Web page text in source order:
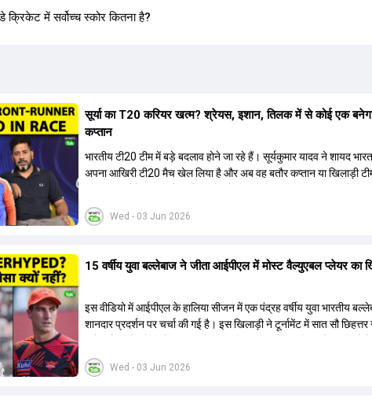
में सर्वोच्च स्कोर कितना है?
Wed - 03 Jun 2026
सूर्या का T20 करियर खत्म? श्रेयस, इशान, तिलक में से कोई एक
कप्तान
भारतीय टी20 टीम में बड़े बदलाव होने जा रहे हैं। सूर्यकुमार यादव ने शायद
अपना आखिरी टी20 मैच खेल लिया है और अब वह बतौर कप्तान या खिलाड़ी
की तलाश जारी है। इस रेस में श्रेयस अय्यर सबसे आगे चल रहे हैं। उनके
किशन और तिलक वर्मा भी कप्तानी के दावेदार हैं। अक्षर पटेल इस रेस में काफी
और संजू सैमसन पहली पसंद होंगे। इसके अलावा नीतीश रेड्डी को बतौर
आगामी टी20 वर्ल्ड कप और 2028 ओलंपिक के लिए लंबी अवधि का विजन
हैं।
Wed - 03 Jun 2026
15 वर्षीय युवा बल्लेबाज ने जीता आईपीएल में मोस्ट वैल्युएबल प्लेयर का
इस वीडियो में आईपीएल के हालिया सीजन में एक पंद्रह वर्षीय युवा भारतीय
शानदार प्रदर्शन पर चर्चा की गई है। इस खिलाड़ी ने टूर्नामेंट में सात सौ
गया है कि ऑस्ट्रेलियाई टीम के वर्तमान कप्तान और इंग्लैंड टीम के पूर्व कप्तान
खिलाड़ी के खेल की सराहना की है। ऑस्ट्रेलियाई कप्तान के अनुसार, शुरुआत